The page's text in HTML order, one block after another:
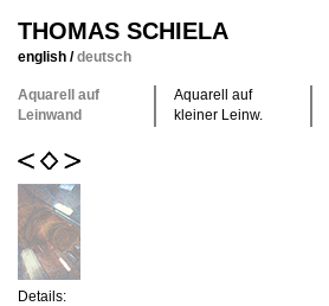
THOMAS SCHIELA
english /deutsch
Aquarell auf
Leinwand
Aquarell auf
kleiner Leinw.
Details: